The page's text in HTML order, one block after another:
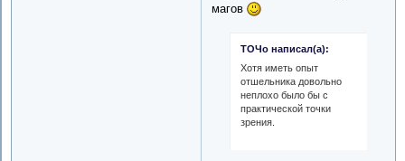
магов
ТОЧо написал(а):
Хотя иметь опыт
отшельника довольно
неплохо было бы с
практической точки
зрения.